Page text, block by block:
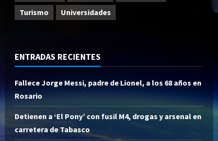
Turismo
Universidades
ENTRADAS RECIENTES
Fallece Jorge Messi, padre de Lionel, a los 68 años en
Rosario
Detienen a ‘El Pony’ con fusil M4, drogas y arsenal en
carretera de Tabasco